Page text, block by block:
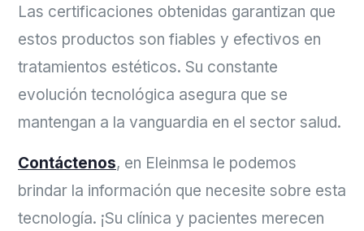
Las certificaciones obtenidas garantizan que
estos productos son fiables y efectivos en
tratamientos estéticos. Su constante
evolución tecnológica asegura que se
mantengan a la vanguardia en el sector salud.
Contáctenos, en Eleinmsa le podemos
brindar la información que necesite sobre esta
tecnología. ¡Su clínica y pacientes merecen